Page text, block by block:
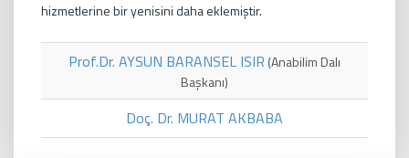
hizmetlerine bir yenisini daha eklemiştir.
Prof.Dr. AYSUN BARANSEL ISIR (Anabilim Dalı
Başkanı)
Doç. Dr. MURAT AKBABA